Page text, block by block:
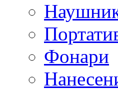
Фонари